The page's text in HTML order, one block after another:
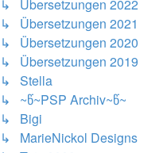
↳ Übersetzungen 2022
↳ Übersetzungen 2021
↳ Übersetzungen 2020
↳ Übersetzungen 2019
↳ Stella
↳ ~წ~PSP Archiv~წ~
↳ Bigi
↳ MarieNickol Designs